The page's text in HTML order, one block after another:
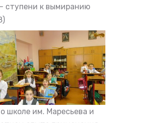
ступени к вымиранию
школе им. Маресьева и